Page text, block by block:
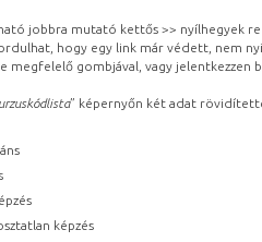
jobbra mutató kettős >> nyílhegyek
hogy egy link már védett, nem
megfelelő gombjával, vagy
” képernyőn két adat
képzés